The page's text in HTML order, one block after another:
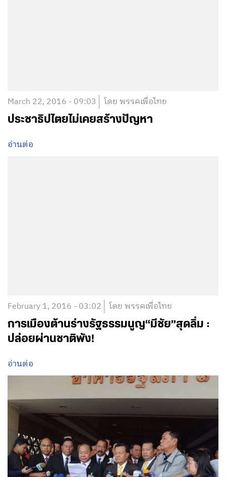
March 22, 2016 - 09:03 โดย พรรคเพื่อไทย
ประชาธิปไตยไม่เคยสร้างปัญหา
อ่านต่อ
February 1, 2016 - 03:02 โดย พรรคเพื่อไทย
การเมืองต้านร่างรัฐธรรมนูญ“มีชัย”สุดลิ่ม :
ปล่อยผ่านชาติพัง!
อ่านต่อ